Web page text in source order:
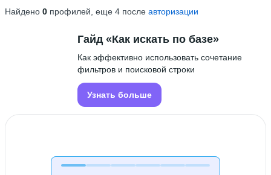
Найдено 0 профилей, еще 4 после авторизации
Гайд «Как искать по базе»
Как эффективно использовать сочетание
фильтров и поисковой строки
Узнать больше